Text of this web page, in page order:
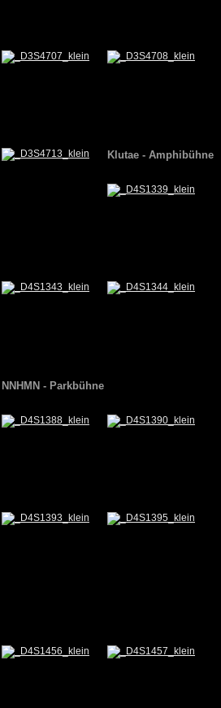
Klutae - Amphibühne
NNHMN - Parkbühne